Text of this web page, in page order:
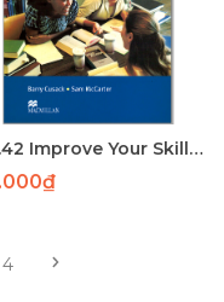
11A.42 Improve Your Skills Listening & Speaking for IELTS 4.5 - 6.0 SB with Key-p118
4